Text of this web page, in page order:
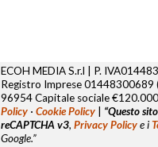
ECOH MEDIA S.r.l | P.
Registro Imprese01448300689
96954 Capitale sociale
Policy ·Cookie Policy
“Questo
reCAPTCHA v3,Privacy Policye i
Google.”